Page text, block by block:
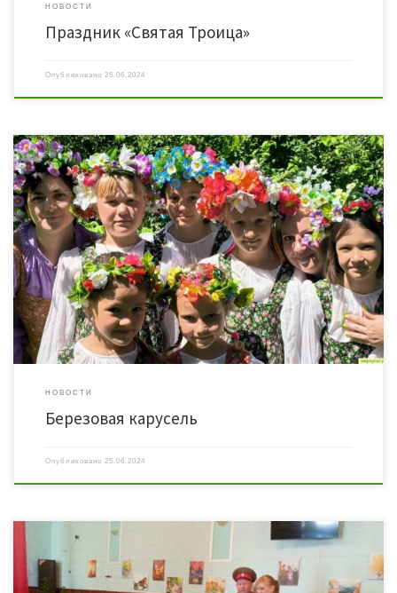
НОВОСТИ
Праздник «Святая Троица»
Опубликовано 25.06.2024
23 июня зеленая зона Конезаводского ЦСДК была расцвечена русскими
народными костюмами, звучала народная музыка, а на праздник «Березовая
карусель» мог прийти каждый желающий. Все началось с истории праздника,
рассказа о его символе. Участники сидели на поляне и с интересом слушали
сотрудников ЦСДК. А затем по традиции водили хороводы, украшали березку […]
НОВОСТИ
Березовая карусель
Опубликовано 25.06.2024